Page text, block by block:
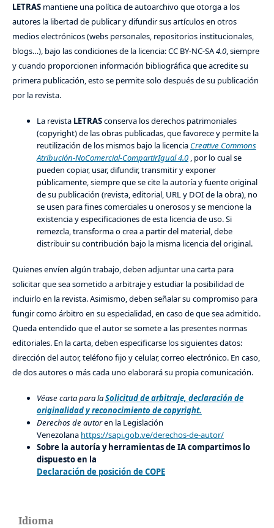
LETRASmantiene una política de autoarchivo que otorga a los
autores la libertad de publicar y difundir sus artículos en otros
medios electrónicos (webs personales, repositorios institucionales,
blogs…), bajo las condiciones de la licencia: CC BY-NC-SA4.0, siempre
y cuando proporcionen información bibliográfica que acredite su
primera publicación, esto se permite solo después de su publicación
por la revista.
La revista LETRASconserva los derechos patrimoniales
(copyright) de las obras publicadas, que favorece y permite la
reutilización de los mismos bajo la licencia Creative Commons
Atribución-NoComercial-CompartirIgual 4.0, por lo cual se
pueden copiar, usar, difundir, transmitir y exponer
públicamente, siempre que se cite la autoría y fuente original
de su publicación (revista, editorial, URL y DOI de la obra), no
se usen para fines comerciales u onerosos y se mencione la
existencia y especificaciones de esta licencia de uso. Si
remezcla, transforma o crea a partir del material, debe
distribuir su contribución bajo la misma licencia del original.
Quienes envíen algún trabajo, deben adjuntar una carta para
solicitar que sea sometido a arbitraje y estudiar la posibilidad de
incluirlo en la revista. Asimismo, deben señalar su compromiso para
fungir como árbitro en su especialidad, en caso de que sea admitido.
Queda entendido que el autor se somete a las presentes normas
editoriales. En la carta, deben especificarse los siguientes datos:
dirección del autor, teléfono fijo y celular, correo electrónico. En caso,
de dos autores o más cada uno elaborará su propia comunicación.
Véase carta para laSolicitud de arbitraje, declaración de
originalidad y reconocimiento de copyright.
Derechos de autoren la Legislación
Venezolana https://sapi.gob.ve/derechos-de-autor/
Sobre la autoría y herramientas de IA compartimos lo
dispuesto en la
Declaración de posición de COPE
Idioma